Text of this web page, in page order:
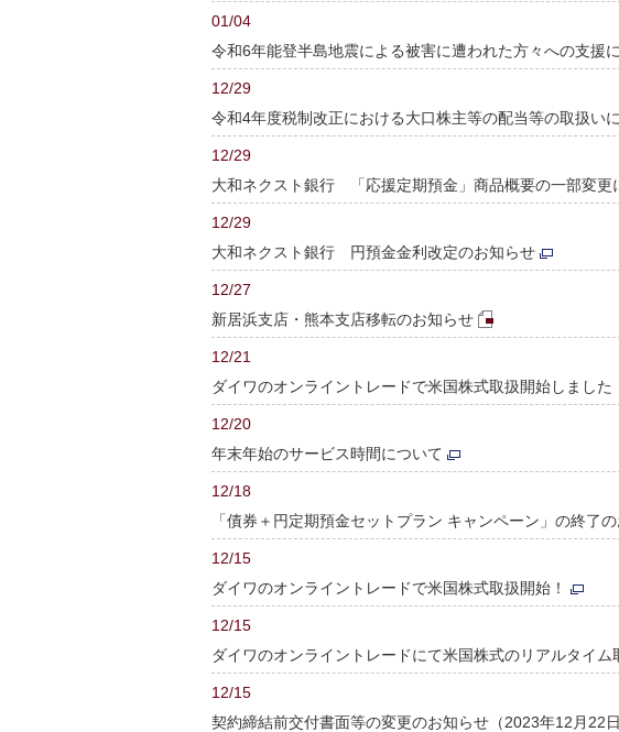
01/04
令和6年能登半島地震による被害に遭われた方々への支援
12/29
令和4年度税制改正における大口株主等の配当等の取扱い
12/29
大和ネクスト銀行 「応援定期預金」商品概要の一部変更
12/29
大和ネクスト銀行 円預金金利改定のお知らせ
12/27
新居浜支店・熊本支店移転のお知らせ
12/21
ダイワのオンライントレードで米国株式取扱開始しました
12/20
年末年始のサービス時間について
12/18
「債券＋円定期預金セットプラン キャンペーン」の終了
12/15
ダイワのオンライントレードで米国株式取扱開始！
12/15
ダイワのオンライントレードにて米国株式のリアルタイム
12/15
契約締結前交付書面等の変更のお知らせ（2023年12月22